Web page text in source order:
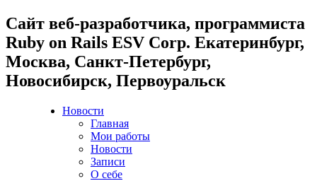
Cайт веб-разработчика, программиста
Ruby on Rails ESV Corp. Екатеринбург,
Москва, Санкт-Петербург,
Новосибирск, Первоуральск
Новости
Главная
Мои работы
Новости
Записи
О себе